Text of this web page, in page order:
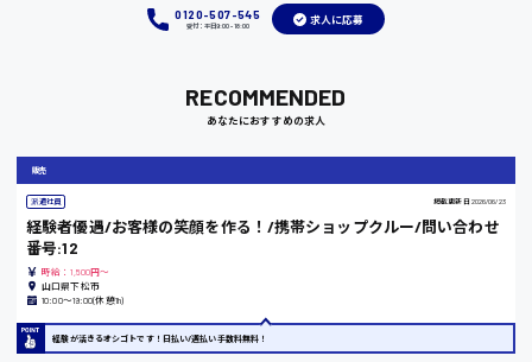
大阪府
竹原市
時給1100円～
0120-507-545
受付：平日9:00 - 18:00
求人に応募
RECOMMENDED
あなたにおすすめの求人
販売
派遣社員 掲載更新日 2026/06/23
経験者優遇/お客様の笑顔を作る！/携帯ショップクルー/問い合わせ
番号:12
時給：1,500円～
山口県下松市
10:00〜19:00(休憩1h)
経験が活きるオシゴトです！日払い/週払い手数料無料！